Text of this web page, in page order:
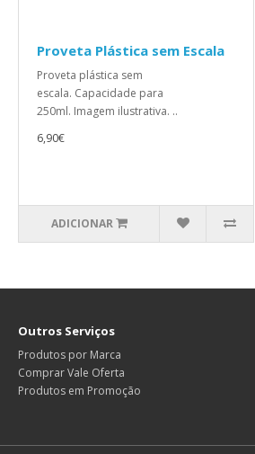
Proveta Plástica sem Escala
Proveta plástica sem
escala. Capacidade para
250ml. Imagem ilustrativa. ..
6,90€
ADICIONAR
Outros Serviços
Produtos por Marca
Comprar Vale Oferta
Produtos em Promoção